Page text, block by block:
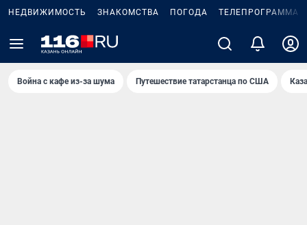
НЕДВИЖИМОСТЬ ЗНАКОМСТВА ПОГОДА ТЕЛЕПРОГРАММА
Война с кафе из-за шума Путешествие татарстанца по США